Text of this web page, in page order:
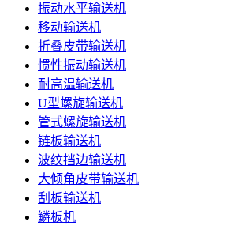
振动水平输送机
移动输送机
折叠皮带输送机
惯性振动输送机
耐高温输送机
U型螺旋输送机
管式螺旋输送机
链板输送机
波纹挡边输送机
大倾角皮带输送机
刮板输送机
鳞板机